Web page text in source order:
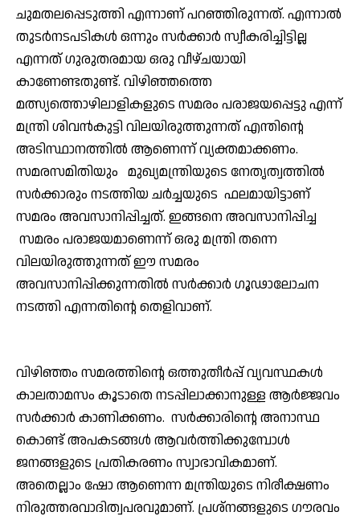
ചുമതലപ്പെടുത്തി എന്നാണ് പറഞ്ഞിരുന്നത്. എന്നാല്‍
തുടര്‍നടപടികള്‍ ഒന്നും സര്‍ക്കാര്‍ സ്വീകരിച്ചിട്ടില്ല
എന്നത് ഗുരുതരമായ ഒരു വീഴ്ചയായി
കാണേണ്ടതുണ്ട്. വിഴിഞ്ഞത്തെ
മത്സ്യത്തൊഴിലാളികളുടെ സമരം പരാജയപ്പെട്ടു എന്ന്
മന്ത്രി ശിവന്‍കുട്ടി വിലയിരുത്തുന്നത് എന്തിന്റെ
അടിസ്ഥാനത്തില്‍ ആണെന്ന് വ്യക്തമാക്കണം.
സമരസമിതിയും മുഖ്യമന്ത്രിയുടെ നേതൃത്വത്തില്‍
സര്‍ക്കാരും നടത്തിയ ചര്‍ച്ചയുടെ ഫലമായിട്ടാണ്
സമരം അവസാനിപ്പിച്ചത്. ഇങ്ങനെ അവസാനിപ്പിച്ച
സമരം പരാജയമാണെന്ന് ഒരു മന്ത്രി തന്നെ
വിലയിരുത്തുന്നത് ഈ സമരം
അവസാനിപ്പിക്കുന്നതില്‍ സര്‍ക്കാര്‍ ഗൂഢാലോചന
നടത്തി എന്നതിന്റെ തെളിവാണ്.
വിഴിഞ്ഞം സമരത്തിന്റെ ഒത്തുതീര്‍പ്പ് വ്യവസ്ഥകള്‍
കാലതാമസം കൂടാതെ നടപ്പിലാക്കാനുള്ള ആര്‍ജ്ജവം
സര്‍ക്കാര്‍ കാണിക്കണം. സര്‍ക്കാരിന്റെ അനാസ്ഥ
കൊണ്ട് അപകടങ്ങള്‍ ആവര്‍ത്തിക്കുമ്പോള്‍
ജനങ്ങളുടെ പ്രതികരണം സ്വാഭാവികമാണ്.
അതെല്ലാം ഷോ ആണെന്ന മന്ത്രിയുടെ നിരീക്ഷണം
നിരുത്തരവാദിത്വപരവുമാണ്. പ്രശ്‌നങ്ങളുടെ ഗൗരവം